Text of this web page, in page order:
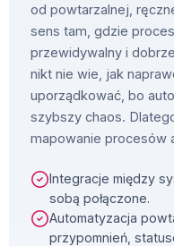
od powtarzalnej,
sens tam, gdzie
przewidywalny i
nikt nie wie, jak
uporządkować, bo
szybszy chaos.
mapowanie procesów
Integracje między
sobą połączone.
Automatyzacja
przypomnień,